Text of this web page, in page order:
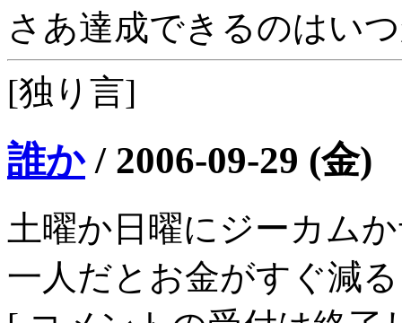
さあ達成できるのはい
[独り言]
誰か/ 2006-09-29 (金)
土曜か日曜にジーカム
一人だとお金がすぐ減